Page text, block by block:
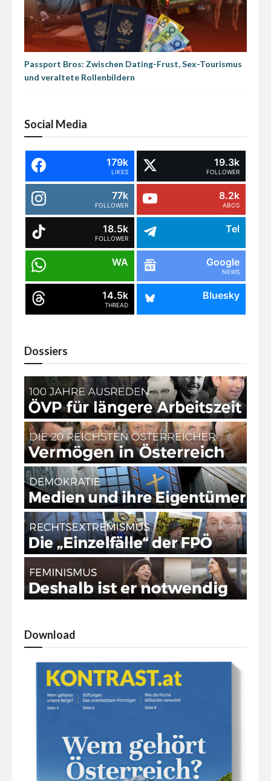
Passport Bros: Zwischen Dating-Frust, Sex-Tourismus
und veraltete Rollenbildern
Social Media
179k
LIKES
19.3k
FOLLOWER
77k
FOLLOWER
8.2k
ABOS
18.5k
FOLLOWER
Tel
WA Google
NEWS
14.5k
THREAD
Bluesky
Dossiers
Download